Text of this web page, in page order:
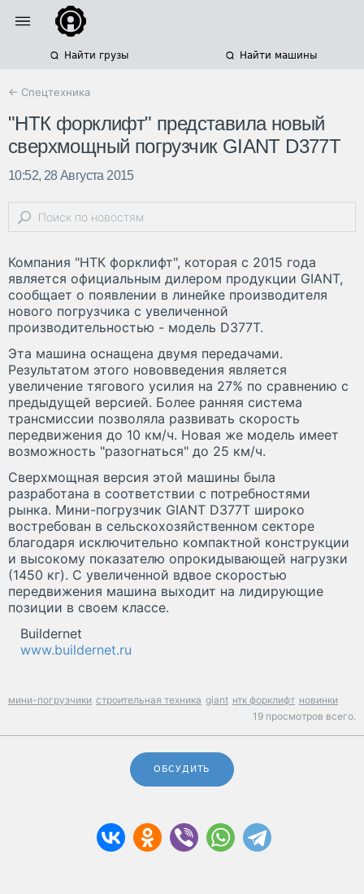
Найти грузы Найти машины
← Спецтехника
"НТК форклифт" представила новый
сверхмощный погрузчик GIANT D377T
10:52, 28 Августа 2015
Компания "НТК форклифт", которая с 2015 года
является официальным дилером продукции GIANT,
сообщает о появлении в линейке производителя
нового погрузчика с увеличенной
производительностью - модель D377T.
Эта машина оснащена двумя передачами.
Результатом этого нововведения является
увеличение тягового усилия на 27% по сравнению с
предыдущей версией. Более ранняя система
трансмиссии позволяла развивать скорость
передвижения до 10 км/ч. Новая же модель имеет
возможность "разогнаться" до 25 км/ч.
Сверхмощная версия этой машины была
разработана в соответствии с потребностями
рынка. Мини-погрузчик GIANT D377T широко
востребован в сельскохозяйственном секторе
благодаря исключительно компактной конструкции
и высокому показателю опрокидывающей нагрузки
(1450 кг). С увеличенной вдвое скоростью
передвижения машина выходит на лидирующие
позиции в своем классе.
Buildernet
www.buildernet.ru
мини-погрузчики строительная техника giant нтк форклифт новинки
19 просмотров всего.
ОБСУДИТЬ